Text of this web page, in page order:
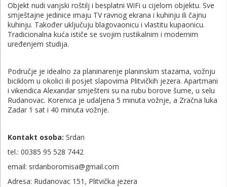
Objekt nudi vanjski roštilj i besplatni WiFi u cijelom objektu. Sve
smještajne jedinice imaju TV ravnog ekrana i kuhinju ili čajnu
kuhinju. Također uključuju blagovaonicu i vlastitu kupaonicu.
Tradicionalna kuća ističe se svojim rustikalnim i modernim
uređenjem studija.
Područje je idealno za planinarenje planinskim stazama, vožnju
biciklom u okolici ili posjet slapovima Plitvičkih jezera. Apartmani
i vikendica Alexandar smješteni su na rubu borove šume, u selu
Rudanovac. Korenica je udaljena 5 minuta vožnje, a Zračna luka
Zadar 1 sat i 40 minuta vožnje.
Kontakt osoba: Srdan
tel.: 00385 95 528 7442
email: srdanboromisa@gmail.com
Adresa: Rudanovac 151, Plitvička jezera